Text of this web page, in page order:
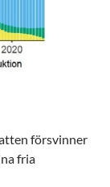
försvinner
fria